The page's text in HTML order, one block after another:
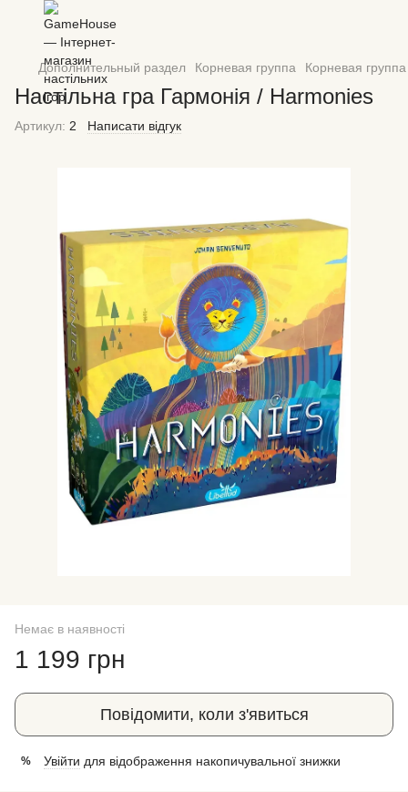
Дополнительный раздел Корневая группа Корневая
Настільна гра Гармонія / Harmonies
Артикул: 2 Написати відгук
Немає в наявності
1 199 грн
Повідомити, коли з'явиться
% Увійти для відображення накопичувальної знижки